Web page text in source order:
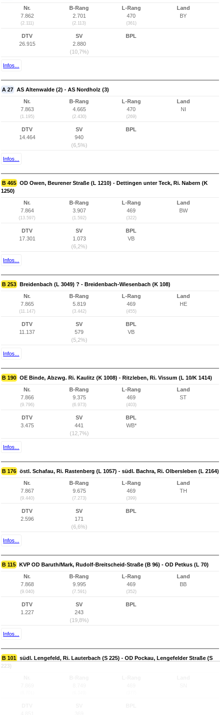
Nr.
7.862
(2.111)
B-Rang
2.701
(2.113)
L-Rang
470
(361)
Land
BY
DTV
26.915
SV
2.880
(10,7%)
BPL
Infos...
A 27 AS Altenwalde (2) - AS Nordholz (3)
Nr.
7.863
(1.195)
B-Rang
4.665
(2.430)
L-Rang
470
(269)
Land
NI
DTV
14.464
SV
940
(6,5%)
BPL
Infos...
B 465 OD Owen, Beurener Straße (L 1210) - Dettingen unter Teck, Ri. Nabern (K
1250)
Nr.
7.864
(13.597)
B-Rang
3.907
(1.592)
L-Rang
469
(322)
Land
BW
DTV
17.301
SV
1.073
(6,2%)
BPL
VB
Infos...
B 253 Breidenbach (L 3049) ? - Breidenbach-Wiesenbach (K 108)
Nr.
7.865
(11.147)
B-Rang
5.819
(3.442)
L-Rang
469
(455)
Land
HE
DTV
11.137
SV
579
(5,2%)
BPL
VB
Infos...
B 190 OE Binde, Abzwg. Ri. Kaulitz (K 1008) - Ritzleben, Ri. Vissum (L 10/K 1414)
Nr.
7.866
(9.796)
B-Rang
9.375
(6.973)
L-Rang
469
(403)
Land
ST
DTV
3.475
SV
441
(12,7%)
BPL
WB*
Infos...
B 176 östl. Schafau, Ri. Rastenberg (L 1057) - südl. Bachra, Ri. Olbersleben (L 2164)
Nr.
7.867
(9.440)
B-Rang
9.675
(7.273)
L-Rang
469
(399)
Land
TH
DTV
2.596
SV
171
(6,6%)
BPL
Infos...
B 115 KVP OD Baruth/Mark, Rudolf-Breitscheid-Straße (B 96) - OD Petkus (L 70)
Nr.
7.868
(9.040)
B-Rang
9.995
(7.591)
L-Rang
469
(352)
Land
BB
DTV
1.227
SV
243
(19,8%)
BPL
Infos...
B 101 südl. Lengefeld, Ri. Lauterbach (S 225) - OD Pockau, Lengefelder Straße (S
223)